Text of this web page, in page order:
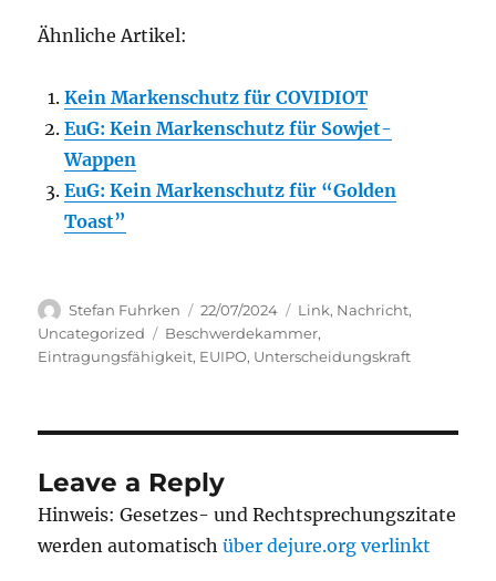
Ähnliche Artikel:
Kein Markenschutz für COVIDIOT
EuG: Kein Markenschutz für Sowjet-
Wappen
EuG: Kein Markenschutz für “Golden
Toast”
Author
Stefan Fuhrken
Posted
on
22/07/2024 Categories
Link, Nachricht,
Uncategorized
Tags
Beschwerdekammer,
Eintragungsfähigkeit, EUIPO, Unterscheidungskraft
Leave a Reply
Hinweis: Gesetzes- und Rechtsprechungszitate
werden automatischüber dejure.org verlinkt